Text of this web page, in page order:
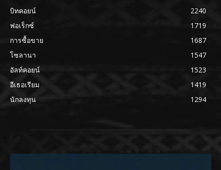
บิทคอยน์
2240
ฟอเร็กซ์
1719
การซื้อขาย
1687
โซลานา
1547
อัลท์คอยน์
1523
อีเธอเรียม
1419
นักลงทุน
1294